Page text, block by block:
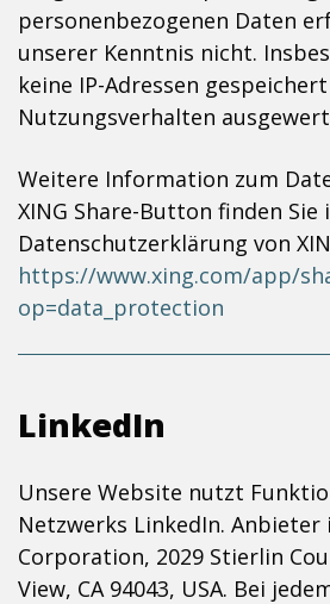
personenbezogenen Daten
unserer Kenntnis nicht.
keine IP-Adressen
Nutzungsverhalten
Weitere Information zum
XING Share-Button finden Sie
Datenschutzerklärung von
https://www.xing.com/app/
op=data_protection
LinkedIn
Unsere Website nutzt
Netzwerks LinkedIn. Anbieter
Corporation, 2029 Stierlin
View, CA 94043, USA. Bei